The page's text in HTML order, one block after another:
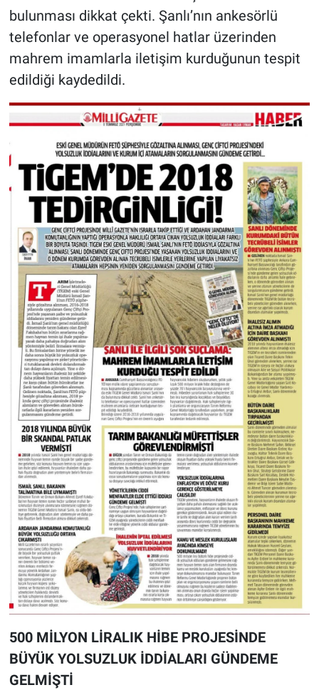
bulunması dikkat çekti. Şanlı’nın ankesörlü
telefonlar ve operasyonel hatlar üzerinden
mahrem imamlarla iletişim kurduğunun tespit
edildiği kaydedildi.
500 MİLYON LİRALIK HİBE PROJESİNDE
BÜYÜK YOLSUZLUK İDDİALARI GÜNDEME
GELMİŞTİ